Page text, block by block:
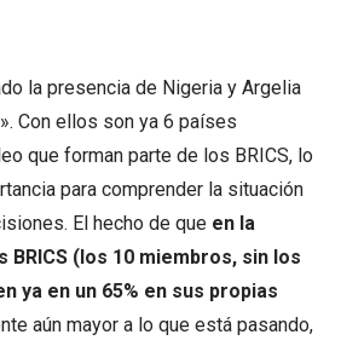
la presencia de Nigeria y Argelia
Con ellos son ya 6 países
que forman parte de los BRICS, lo
para comprender la situación
El hecho de que en la
BRICS (los 10 miembros, sin los
ya en un 65% en sus propias
aún mayor a lo que está pasando,